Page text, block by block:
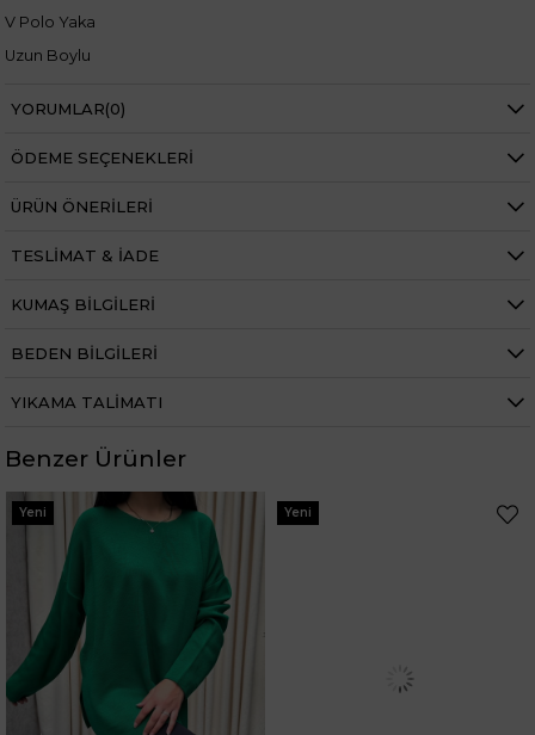
V Polo Yaka
Uzun Boylu
Kazak bel: 120cm
Manken ölçüleri ise;
Boy 1.68 cm
Kilo 69 kg dir.
Bel
Boy
Kalıp Regular
Desen Düz
Ortam Günlük
YORUMLAR(0)
ÖDEME SEÇENEKLERI
ÜRÜN ÖNERILERI
TESLIMAT & İADE
KUMAŞ BILGILERI
BEDEN BILGILERI
YIKAMA TALIMATI
Benzer Ürünler
Yeni Yeni